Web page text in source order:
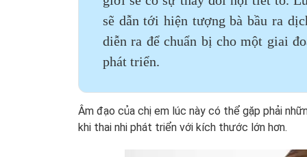
sẽ dẫn tới hiện tượng bà bầu ra
diễn ra để chuẩn bị cho một giai
phát triển.
Âm đạo của chị em lúc này có thể gặp phải
khi thai nhi phát triển với kích thước lớn hơn.